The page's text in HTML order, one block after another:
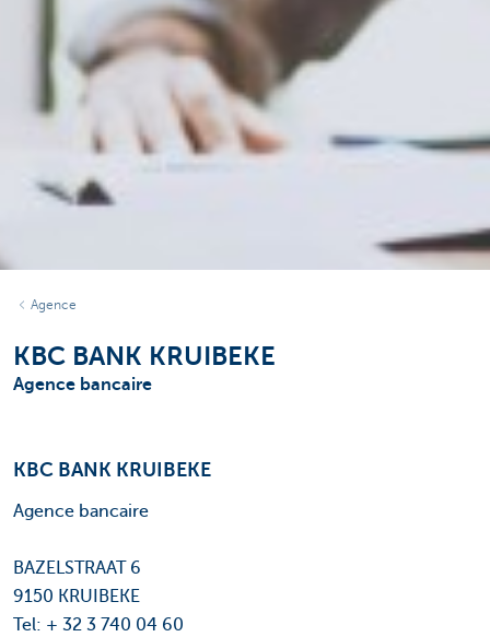
Agence
KBC BANK KRUIBEKE
Agence bancaire
KBC BANK KRUIBEKE
Agence bancaire
BAZELSTRAAT 6
9150 KRUIBEKE
Tel: + 32 3 740 04 60